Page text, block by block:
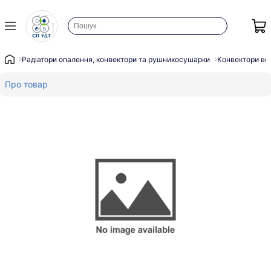
Радіатори опалення, конвектори та рушникосушарки Конвектори
Про товар